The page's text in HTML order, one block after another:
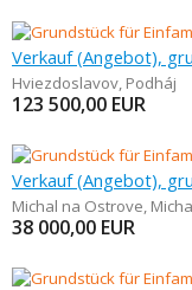
Verkauf (Angebot),
Hviezdoslavov, Podháj
123 500,00 EUR
Verkauf (Angebot),
Michal na Ostrove,
38 000,00 EUR